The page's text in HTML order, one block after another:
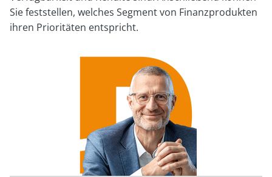
Sie feststellen, welches Segment von Finanzprodukten
ihren Prioritäten entspricht.